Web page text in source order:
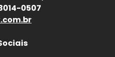
0507